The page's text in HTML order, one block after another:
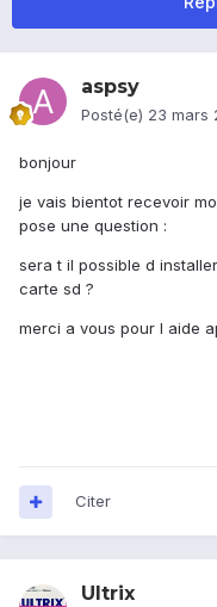
aspsy
Posté(e) 23 mars
bonjour
je vais bientot recevoir
pose une question :
sera t il possible d
carte sd ?
merci a vous pour l aide
Citer
Ultrix